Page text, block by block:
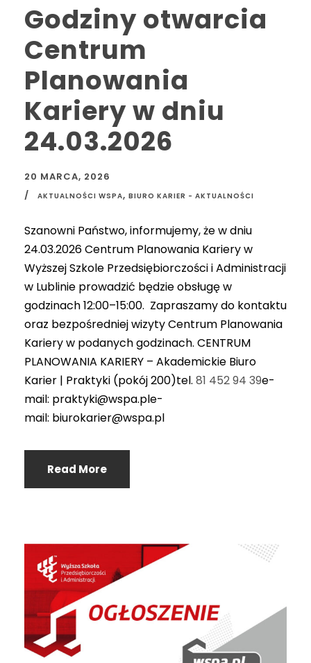
Godziny otwarcia
Centrum
Planowania
Kariery w dniu
24.03.2026
20 MARCA, 2026
AKTUALNOŚCI WSPA, BIURO KARIER - AKTUALNOŚCI
Szanowni Państwo, informujemy, że w dniu
24.03.2026 Centrum Planowania Kariery w
Wyższej Szkole Przedsiębiorczości i Administracji
w Lublinie prowadzić będzie obsługę w
godzinach 12:00–15:00. Zapraszamy do kontaktu
oraz bezpośredniej wizyty Centrum Planowania
Kariery w podanych godzinach. CENTRUM
PLANOWANIA KARIERY – Akademickie Biuro
Karier | Praktyki (pokój 200)tel. 81 452 94 39e-
mail: praktyki@wspa.ple-
mail: biurokarier@wspa.pl
Read More